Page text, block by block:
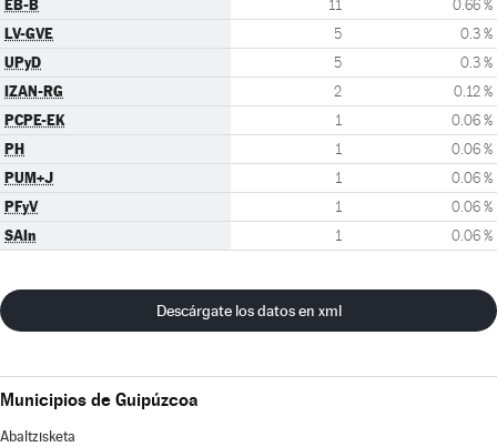
EB-B 11 0.66 %
LV-GVE 5 0.3 %
UPyD 5 0.3 %
IZAN-RG 2 0.12 %
PCPE-EK 1 0.06 %
PH 1 0.06 %
PUM+J 1 0.06 %
PFyV 1 0.06 %
SAIn 1 0.06 %
Descárgate los datos en xml
Municipios de Guipúzcoa
Abaltzisketa